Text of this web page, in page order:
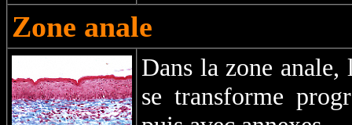
Zone anale
Dans la zone
se transforme